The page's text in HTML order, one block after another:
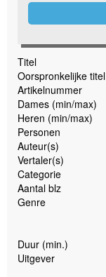
Titel
Oorspronkelijke titel
Artikelnummer
Dames (min/max)
Heren (min/max)
Personen
Auteur(s)
Vertaler(s)
Categorie
Aantal blz
Genre
Duur (min.)
Uitgever